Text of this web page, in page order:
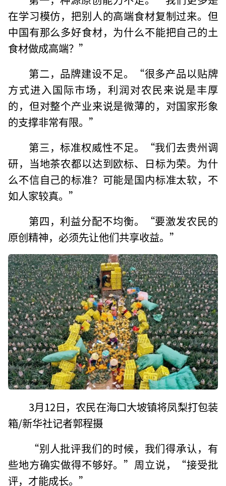
在学习模仿，把别人的高端食材复制过来。但
中国有那么多好食材，为什么不能把自己的土
食材做成高端？”
第二，品牌建设不足。“很多产品以贴牌
方式进入国际市场，利润对农民来说是丰厚
的，但对整个产业来说是微薄的，对国家形象
的支撑非常有限。”
第三，标准权威性不足。“我们去贵州调
研，当地茶农都以达到欧标、日标为荣。为什
么不信自己的标准？可能是国内标准太软，不
如人家较真。”
第四，利益分配不均衡。“要激发农民的
原创精神，必须先让他们共享收益。”
3月12日，农民在海口大坡镇将凤梨打包装
箱/新华社记者郭程摄
“别人批评我们的时候，我们得承认，有
些地方确实做得不够好。”周立说，“接受批
评，才能成长。”